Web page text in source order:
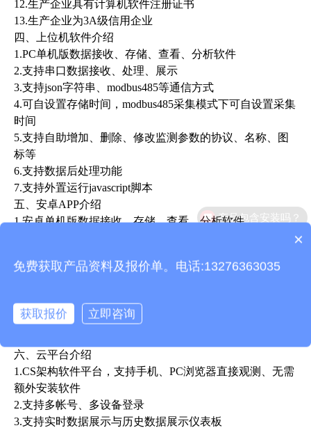
12.生产企业具有计算机软件注册证书
13.生产企业为3A级信用企业
四、上位机软件介绍
1.PC单机版数据接收、存储、查看、分析软件
2.支持串口数据接收、处理、展示
3.支持json字符串、modbus485等通信方式
4.可自设置存储时间，modbus485采集模式下可自设置采集
时间
5.支持自助增加、删除、修改监测参数的协议、名称、图
标等
6.支持数据后处理功能
7.支持外置运行javascript脚本
五、安卓APP介绍
1.安卓单机版数据接收、存储、查看、分析软件
4.json数据自动添加设备，modbus设备支持扫码添加设备
单数据点查看
6.支持数据后处理功能
六、云平台介绍
1.CS架构软件平台，支持手机、PC浏览器直接观测、无需
额外安装软件
2.支持多帐号、多设备登录
3.支持实时数据展示与历史数据展示仪表板
质保时间是多久？
×
免费获取产品资料及报价单。电话:13276363035
获取报价 立即咨询